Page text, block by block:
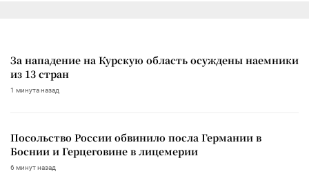
За нападение на Курскую область осуждены наемники
из 13 стран
1 минута назад
Посольство России обвинило посла Германии в
Боснии и Герцеговине в лицемерии
6 минут назад